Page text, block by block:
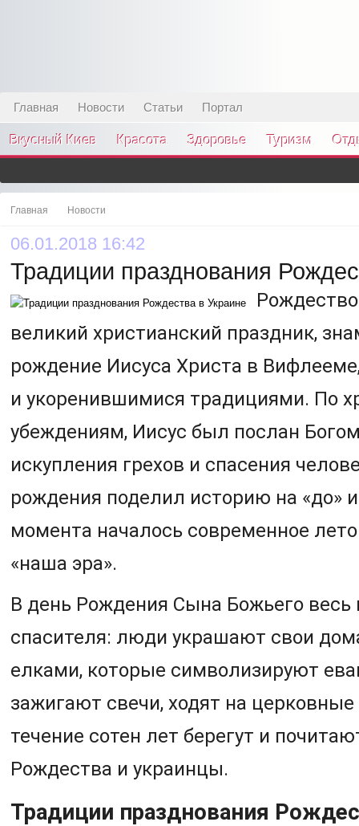
Главная Новости Статьи Портал
Вкусный Киев Красота Здоровье Туризм
Главная Новости
06.01.2018 16:42
Традиции празднования
великий христианский праздник,
рождение Иисуса Христа в
и укоренившимися традициями. По
убеждениям, Иисус был послан
искупления грехов и спасения
рождения поделил историю на «до» и
момента началось современное
«наша эра».
В день Рождения Сына Божьего весь
спасителя: люди украшают свои
елками, которые символизируют
зажигают свечи, ходят на
течение сотен лет берегут и
Рождества и украинцы.
Традиции празднования